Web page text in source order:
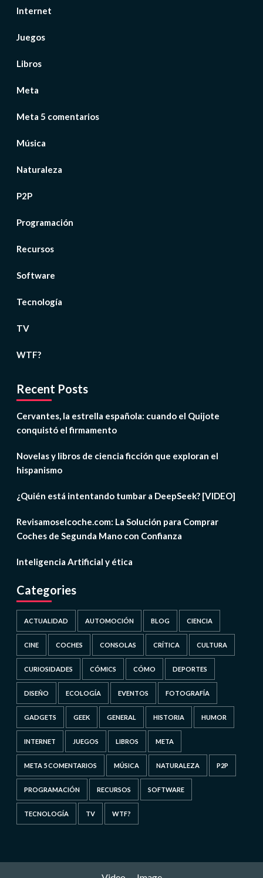
Internet
Juegos
Libros
Meta
Meta 5 comentarios
Música
Naturaleza
P2P
Programación
Recursos
Software
Tecnología
TV
WTF?
Recent Posts
Cervantes, la estrella española: cuando el Quijote
conquistó el firmamento
Novelas y libros de ciencia ficción que exploran el
hispanismo
¿Quién está intentando tumbar a DeepSeek? [VIDEO]
Revisamoselcoche.com: La Solución para Comprar
Coches de Segunda Mano con Confianza
Inteligencia Artificial y ética
Categories
ACTUALIDAD AUTOMOCIÓN BLOG CIENCIA
CINE COCHES CONSOLAS CRÍTICA CULTURA
CURIOSIDADES CÓMICS CÓMO DEPORTES
DISEÑO ECOLOGÍA EVENTOS FOTOGRAFÍA
GADGETS GEEK GENERAL HISTORIA HUMOR
INTERNET JUEGOS LIBROS META
META 5 COMENTARIOS MÚSICA NATURALEZA P2P
PROGRAMACIÓN RECURSOS SOFTWARE
TECNOLOGÍA TV WTF?